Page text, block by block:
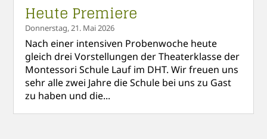
Heute Premiere
Donnerstag, 21. Mai 2026
Nach einer intensiven Probenwoche heute
gleich drei Vorstellungen der Theaterklasse der
Montessori Schule Lauf im DHT. Wir freuen uns
sehr alle zwei Jahre die Schule bei uns zu Gast
zu haben und die...